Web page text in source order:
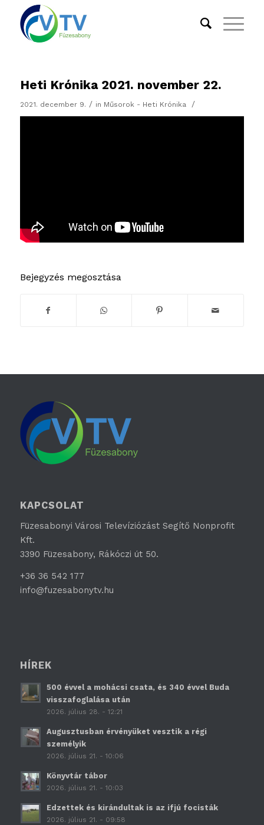
Heti Krónika 2021. november 22.
2021. december 9. / in Műsorok - Heti Krónika /
Bejegyzés megosztása
KAPCSOLAT
Füzesabonyi Városi Televíziózást Segítő Nonprofit
Kft.
3390 Füzesabony, Rákóczi út 50.
+36 36 542 177
info@fuzesabonytv.hu
HÍREK
500 évvel a mohácsi csata, és 340 évvel Buda
visszafoglalása után
2026. július 28. - 12:21
Augusztusban érvényüket vesztik a régi
személyik
2026. július 21. - 10:06
Könyvtár tábor
2026. július 21. - 10:03
Edzettek és kirándultak is az ifjú focisták
2026. július 21. - 09:58